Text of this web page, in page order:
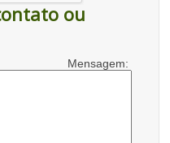
ou
Mensagem: